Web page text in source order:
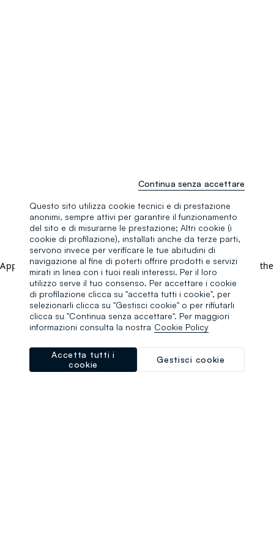
Application error: a client-side exception has occurred (see the
browser console for more information).
Questo sito utilizza cookie tecnici e di prestazione
anonimi, sempre attivi per garantire il funzionamento
del sito e di misurarne le prestazione; Altri cookie (i
cookie di profilazione), installati anche da terze parti,
servono invece per verificare le tue abitudini di
navigazione al fine di poterti offrire prodotti e servizi
mirati in linea con i tuoi reali interessi. Per il loro
utilizzo serve il tuo consenso. Per accettare i cookie
di profilazione clicca su "accetta tutti i cookie", per
selezionarli clicca su "Gestisci cookie" o per rifiutarli
clicca su "Continua senza accettare". Per maggiori
informazioni consulta la nostra Cookie Policy
Gestisci cookie
Accetta tutti i
cookie
Continua senza accettare